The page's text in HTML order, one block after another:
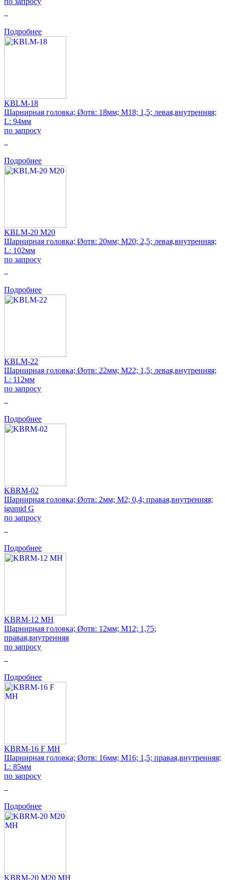
Подробнее
KBLM-18
Шарнирная головка; Øотв: 18мм; M18; 1,5; левая,внутренняя;
L: 94мм
по запросу
Подробнее
KBLM-20 M20
Шарнирная головка; Øотв: 20мм; M20; 2,5; левая,внутренняя;
L: 102мм
по запросу
Подробнее
KBLM-22
Шарнирная головка; Øотв: 22мм; M22; 1,5; левая,внутренняя;
L: 112мм
по запросу
Подробнее
KBRM-02
Шарнирная головка; Øотв: 2мм; M2; 0,4; правая,внутренняя;
igumid G
по запросу
Подробнее
KBRM-12 MH
Шарнирная головка; Øотв: 12мм; M12; 1,75;
правая,внутренняя
по запросу
Подробнее
KBRM-16 F MH
Шарнирная головка; Øотв: 16мм; M16; 1,5; правая,внутренняя;
L: 85мм
по запросу
Подробнее
KBRM-20 M20 MH